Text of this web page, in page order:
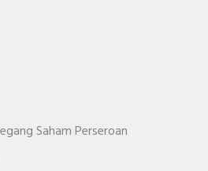
Saham Perseroan